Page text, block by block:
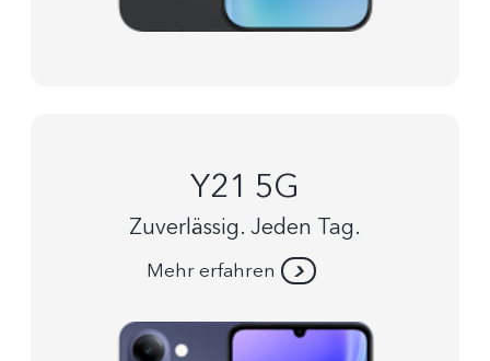
Y21 5G
Zuverlässig. Jeden Tag.
Mehr erfahren